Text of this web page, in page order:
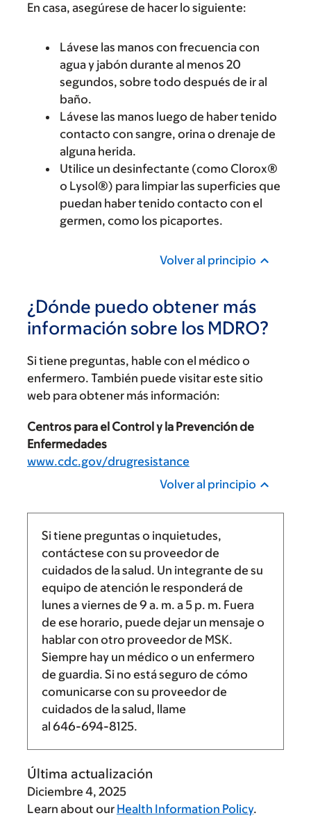
En casa, asegúrese de hacer lo siguiente:
Lávese las manos con frecuencia con
agua y jabón durante al menos 20
segundos, sobre todo después de ir al
baño.
Lávese las manos luego de haber tenido
contacto con sangre, orina o drenaje de
alguna herida.
Utilice un desinfectante (como Clorox®
o Lysol®) para limpiar las superficies que
puedan haber tenido contacto con el
germen, como los picaportes.
Volver al principio
¿Dónde puedo obtener más
información sobre los MDRO?
Si tiene preguntas, hable con el médico o
enfermero. También puede visitar este sitio
web para obtener más información:
Centros para el Control y la Prevención de
Enfermedades
www.cdc.gov/drugresistance
Volver al principio
Si tiene preguntas o inquietudes,
contáctese con su proveedor de
cuidados de la salud. Un integrante de su
equipo de atención le responderá de
lunes a viernes de 9 a. m. a5 p. m. Fuera
de ese horario, puede dejar un mensaje o
hablar con otro proveedor de MSK.
Siempre hay un médico o un enfermero
de guardia. Si no está seguro de cómo
comunicarse con su proveedor de
cuidados de la salud, llame
al 646-694-8125.
Última actualización
Diciembre 4, 2025
Learn about our Health Information Policy.